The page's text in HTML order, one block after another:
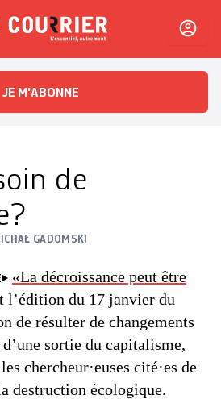
L'essentiel, autrement
JE M'ABONNE
de
GADOMSKI
«La décroissance peut être
l’édition du 17 janvier du
de résulter de changements
sortie du capitalisme,
chercheur·euses cité·es de
destruction écologique.